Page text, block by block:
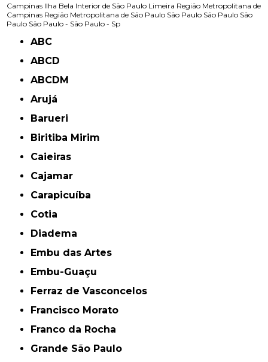
Campinas Ilha Bela Interior de São Paulo Limeira Região Metropolitana de
Campinas Região Metropolitana de São Paulo São Paulo São Paulo São
Paulo São Paulo - São Paulo - Sp
ABC
ABCD
ABCDM
Arujá
Barueri
Biritiba Mirim
Caieiras
Cajamar
Carapicuíba
Cotia
Diadema
Embu das Artes
Embu-Guaçu
Ferraz de Vasconcelos
Francisco Morato
Franco da Rocha
Grande São Paulo